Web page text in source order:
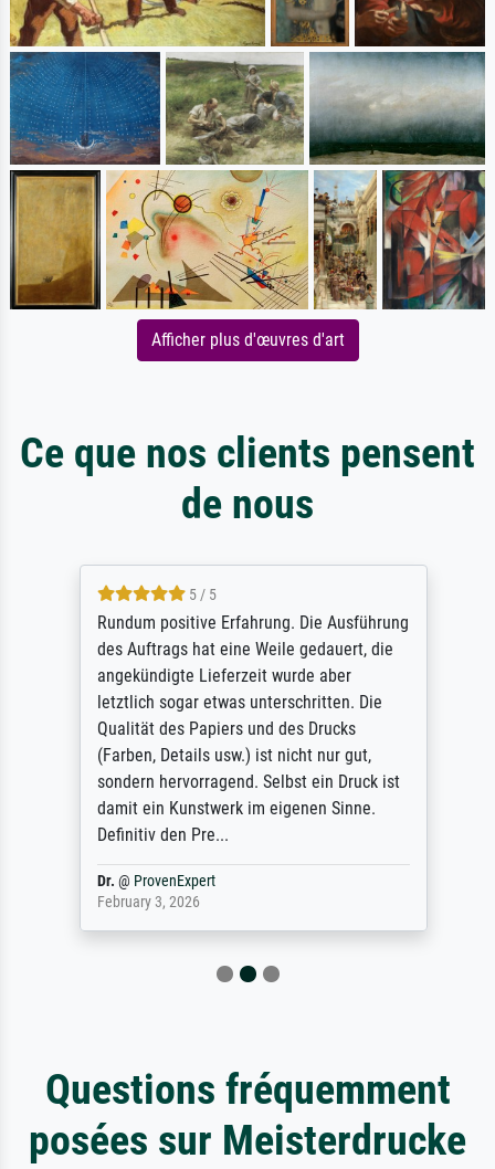
Afficher plus d'œuvres d'art
Ce que nos clients pensent
de nous
5 / 5
Rundum positive Erfahrung. Die Ausführung
des Auftrags hat eine Weile gedauert, die
angekündigte Lieferzeit wurde aber
letztlich sogar etwas unterschritten. Die
Qualität des Papiers und des Drucks
(Farben, Details usw.) ist nicht nur gut,
sondern hervorragend. Selbst ein Druck ist
damit ein Kunstwerk im eigenen Sinne.
Definitiv den Pre...
Dr.@ProvenExpert
February 3, 2026
Questions fréquemment
posées sur Meisterdrucke